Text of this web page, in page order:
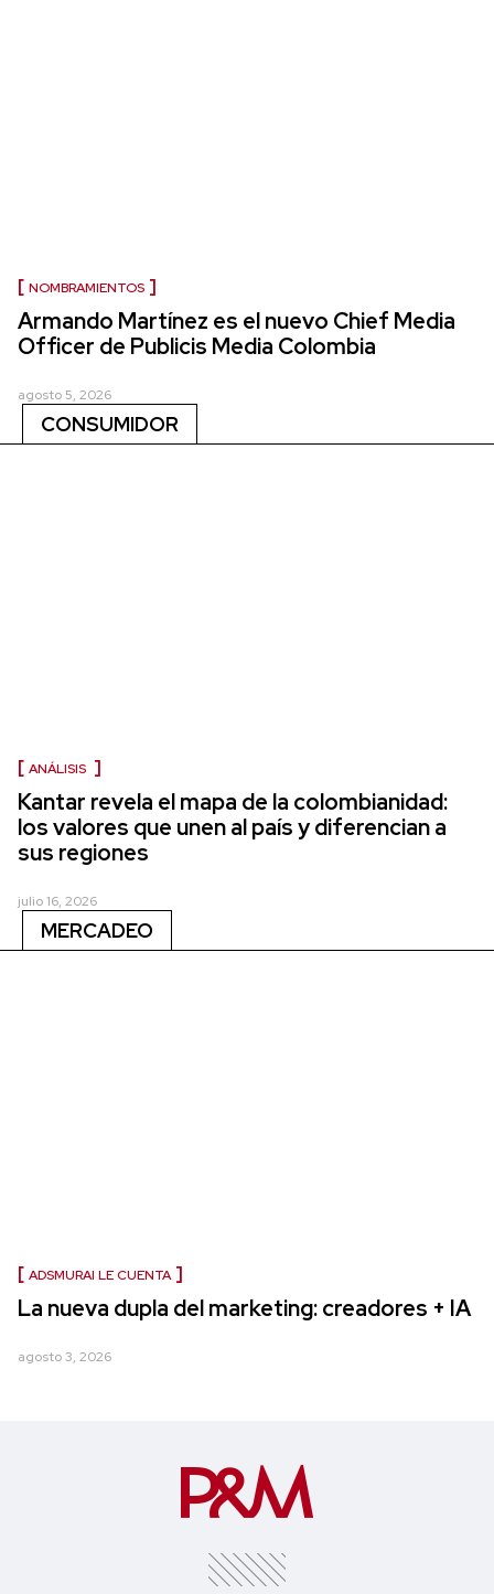
NOMBRAMIENTOS
Armando Martínez es el nuevo Chief Media
Officer de Publicis Media Colombia
agosto 5, 2026
CONSUMIDOR
ANÁLISIS
Kantar revela el mapa de la colombianidad:
los valores que unen al país y diferencian a
sus regiones
julio 16, 2026
MERCADEO
ADSMURAI LE CUENTA
La nueva dupla del marketing: creadores + IA
agosto 3, 2026